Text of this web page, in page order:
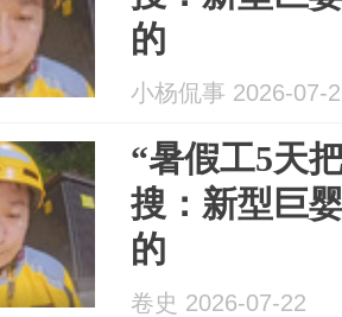
的
小杨侃事 2026-07-
“暑假工5天
搜：新型巨
的
卷史 2026-07-22